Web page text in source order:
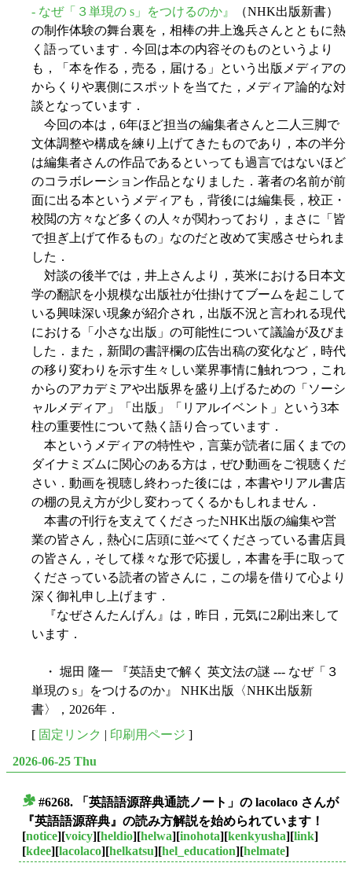
- なぜ「３単現の s」をつけるのか』
（NHK出版新書）
の制作体験の舞台裏を，相棒の井上逸兵さんとともに熱
く語っています．今回は本の内容そのものというより
も，「本を作る，売る，届ける」という出版メディアの
からくりや裏側にスポットを当てた，メディア論的な対
談となっています．
今回の本は，6年ほど担当の編集者さんと二人三脚で
文体調整や構成を練り上げてきたものであり，本の半分
は編集者さんの作品であるといっても過言ではないほど
のコラボレーション作品となりました．著者の名前が前
面に出る本というメディアも，背後には編集長，校正・
校閲の方々など多くの人々が関わっており，まさに「皆
で担ぎ上げて作るもの」なのだと改めて実感させられま
した．
対談の後半では，井上さんより，英米における日本文
学の翻訳を小規模な出版社が仕掛けてブームを起こして
いる興味深い現象が紹介され，出版不況と言われる現代
における「小さな出版」の可能性について議論が及びま
した．また，新聞の書評欄の広告出稿の変化など，時代
の移り変わりを示す生々しい業界事情に触れつつ，これ
からのアカデミアや出版界を盛り上げるための「ソーシ
ャルメディア」「出版」「リアルイベント」という3本
柱の重要性について熱く語り合っています．
本というメディアの特性や，言葉が読者に届くまでの
ダイナミズムに関心のある方は，ぜひ動画をご視聴くだ
さい．動画を視聴し終わった後には，本書やリアル書店
の棚の見え方が少し変わってくるかもしれません．
本書の刊行を支えてくださったNHK出版の編集や営
業の皆さん，熱心に店頭に並べてくださっている書店員
の皆さん，そして様々な形で応援し，本書を手に取って
くださっている読者の皆さんに，この場を借りて心より
深く御礼申し上げます．
『なぜさんたんげん』は，昨日，元気に2刷出来して
います．
・ 堀田 隆一 『英語史で解く 英文法の謎 --- なぜ「３
単現の s」をつけるのか』 NHK出版〈NHK出版新
書〉，2026年．
[ 固定リンク | 印刷用ページ ]
2026-06-25 Thu
#6268. 「英語語源辞典通読ノート」の lacolaco さんが
『英語語源辞典』の読み方解説を始められています！
[notice][voicy][heldio][helwa][inohota][kenkyusha][link]
[kdee][lacolaco][helkatsu][hel_education][helmate]